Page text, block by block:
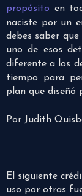
propósito en
naciste por un
debes saber
uno de esos
diferente a los
tiempo para
plan que diseñó
Por Judith
El siguiente
uso por otras